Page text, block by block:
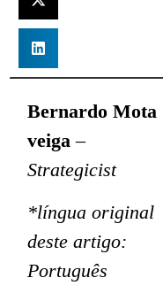
Bernardo Mota
veiga –
Strategicist
*língua original
deste artigo:
Português